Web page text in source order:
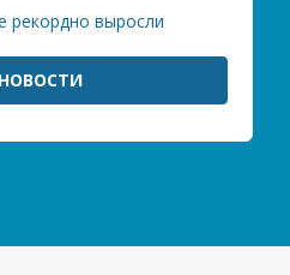
рекордно выросли